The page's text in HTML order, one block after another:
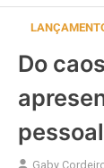
Do
Gaby